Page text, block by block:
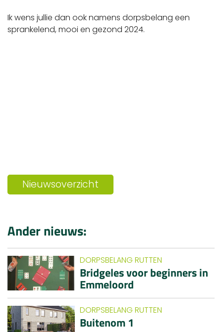
Ik wens jullie dan ook namens dorpsbelang een
sprankelend, mooi en gezond 2024.
Nieuwsoverzicht
Ander nieuws:
DORPSBELANG RUTTEN
Bridgeles voor beginners in
Emmeloord
DORPSBELANG RUTTEN
Buitenom 1